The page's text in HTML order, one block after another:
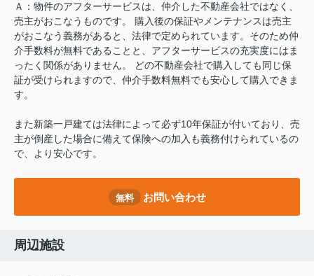
Ａ：物件のアフターサービスは、仲介した不動産会社ではなく、
売主がおこなうものです。 購入後の保証やメンテナンスは売主
がおこなう義務があると、法律で定められています。そのため仲
介手数料が無料であることと、アフターサービスの充実度にはま
ったく関係がありません。 どの不動産会社で購入しても同じ保
証が受けられますので、仲介手数料無料でも安心して購入できま
す。
また新築一戸建ては法律によって必ず10年保証が付いており、売
主が倒産した場合に備えて保険への加入も義務付けられているの
で、より安心です。
無料 お問い合わせ
周辺施設